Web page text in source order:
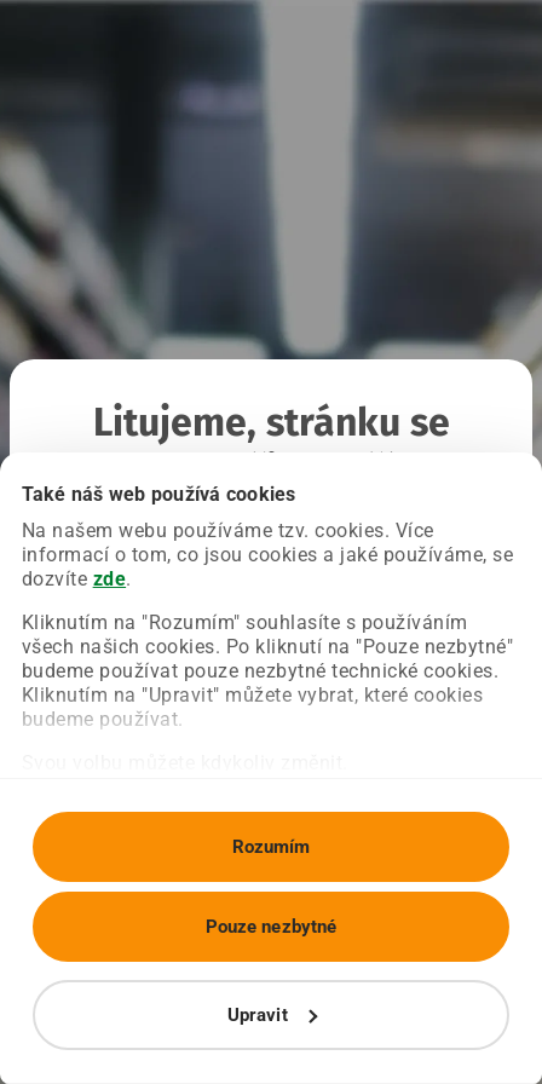
Také náš web používá cookies
Na našem webu používáme tzv. cookies. Více
informací o tom, co jsou cookies a jaké používáme, se
dozvíte zde.
Kliknutím na "Rozumím" souhlasíte s používáním
všech našich cookies. Po kliknutí na "Pouze nezbytné"
budeme používat pouze nezbytné technické cookies.
Kliknutím na "Upravit" můžete vybrat, které cookies
budeme používat.
Rozumím
Upravit
Pouze nezbytné
Litujeme, stránku se
Chyba nastala na naší straně a už ji opravujeme.
Zkuste prosím znovu načíst požadovanou stránku.
Obnovit stránku Úvodní strana